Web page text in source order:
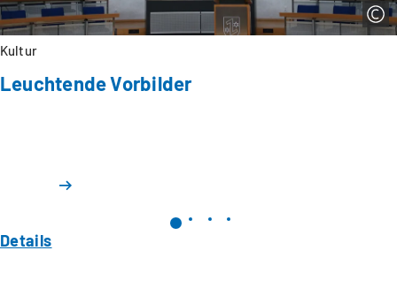
Kultur
Leuchtende Vorbilder
Details